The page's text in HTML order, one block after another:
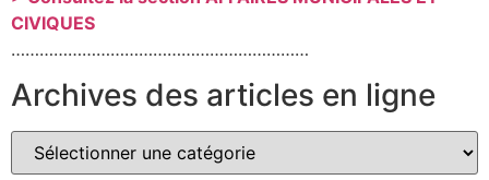
CIVIQUES
………………………………………………………
Archives des articles en ligne